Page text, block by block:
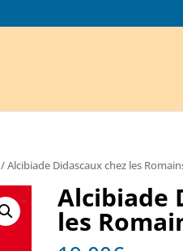
/ Alcibiade Didascaux chez les
Alcibiade
les